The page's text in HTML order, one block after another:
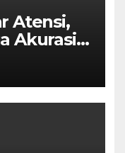
Atensi,
Akurasi